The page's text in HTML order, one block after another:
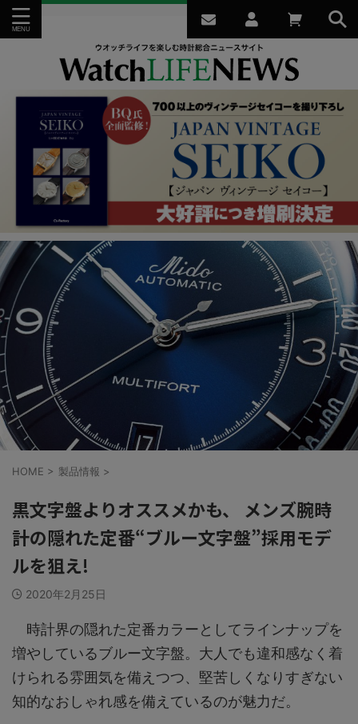
HOME > 製品情報 >
黒文字盤よりオススメかも、 メンズ腕時
計の隠れた定番“ブルー文字盤”採用モデ
ルを狙え!
2020年2月25日
時計界の隠れた定番カラーとしてラインナップを
増やしているブルー文字盤。大人でも違和感なく着
けられる雰囲気を備えつつ、堅苦しくなりすぎない
知的なおしゃれ感を備えているのが魅力だ。